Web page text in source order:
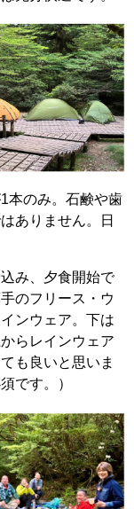
本のみ。石鹸や歯
ありません。日
み、夕食開始で
のフリース・ウ
ンウェア。下は
らレインウェア
も良いと思いま
です。）